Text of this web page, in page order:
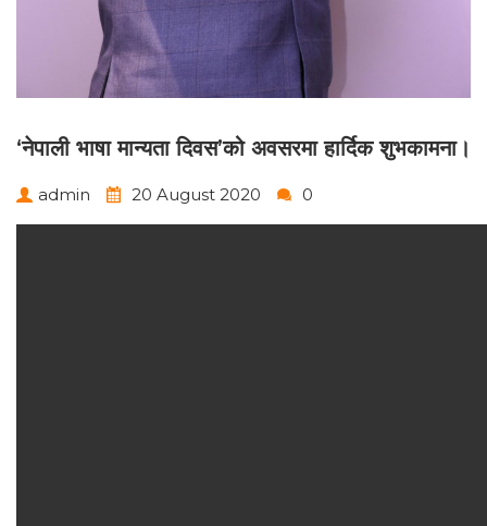
‘नेपाली भाषा मान्यता दिवस’को अवसरमा हार्दिक शुभकामना।
admin 20 August 2020 0